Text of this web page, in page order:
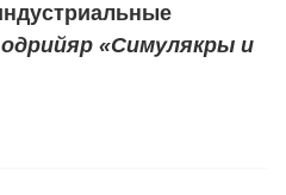
«Симулякры и